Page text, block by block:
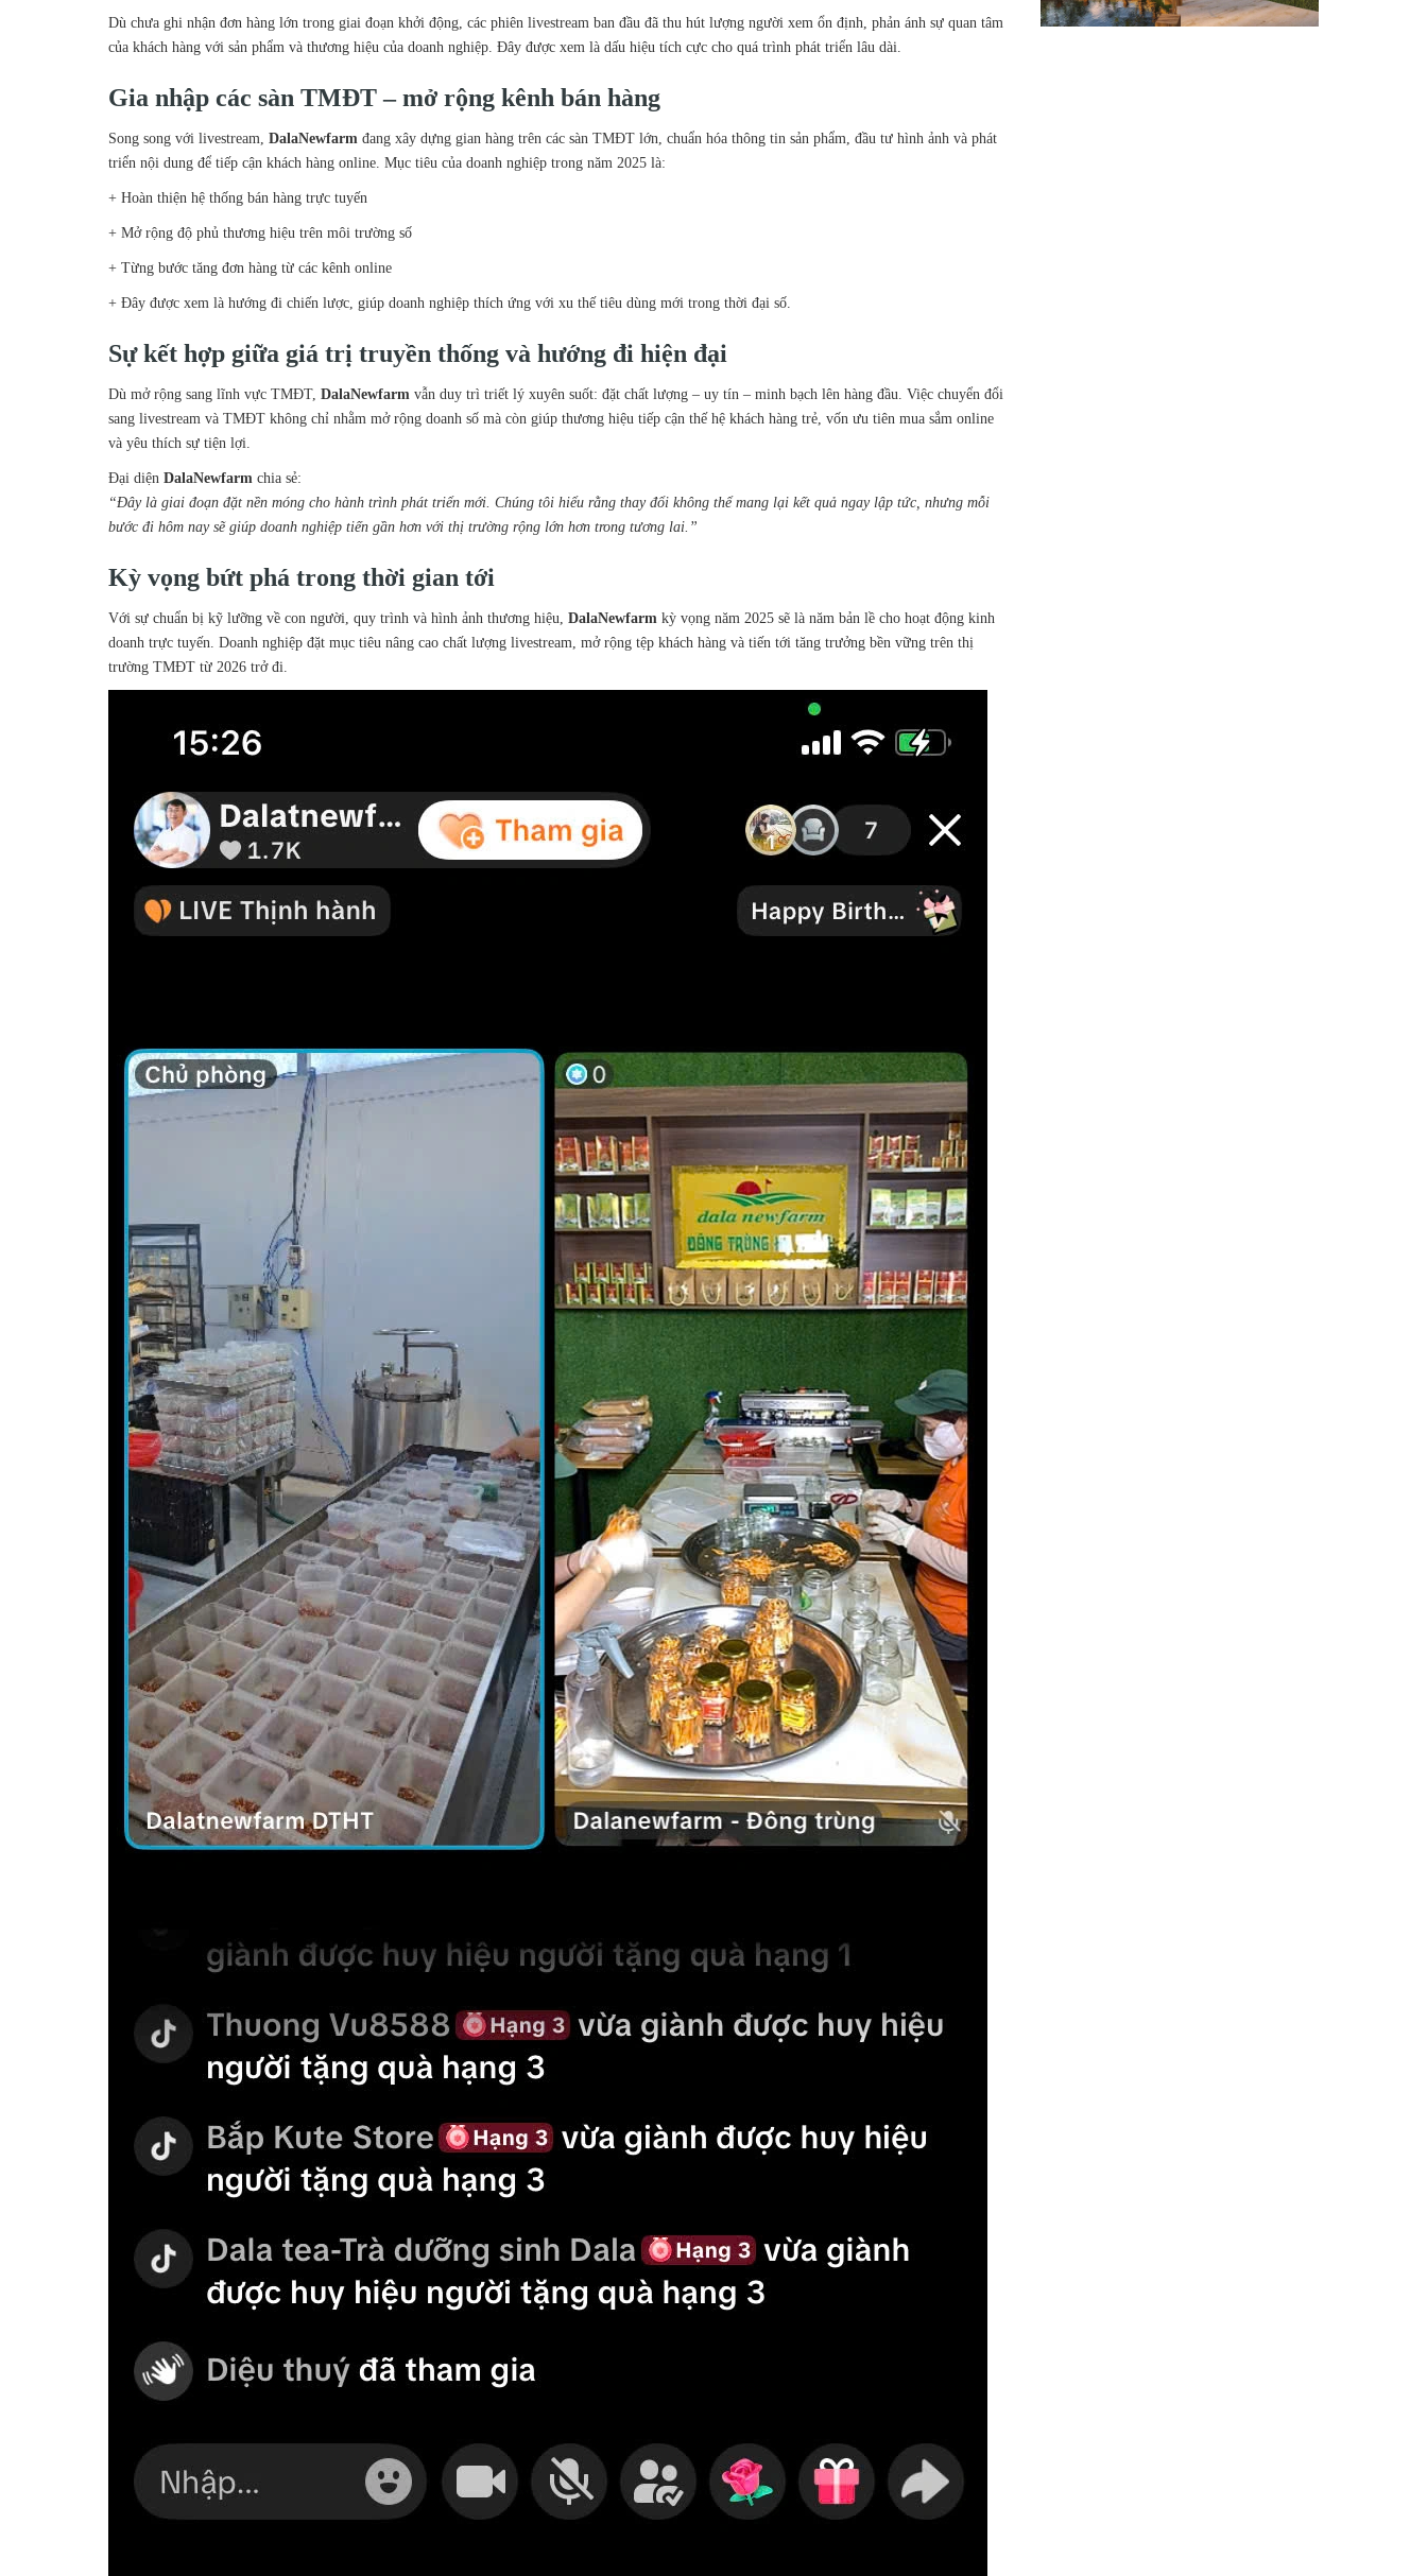
Dù chưa ghi nhận đơn hàng lớn trong giai đoạn khởi động, các phiên livestream ban đầu đã thu hút lượng người xem ổn định, phản ánh sự quan tâm
của khách hàng với sản phẩm và thương hiệu của doanh nghiệp. Đây được xem là dấu hiệu tích cực cho quá trình phát triển lâu dài.
Gia nhập các sàn TMĐT – mở rộng kênh bán hàng
Song song với livestream, DalaNewfarm đang xây dựng gian hàng trên các sàn TMĐT lớn, chuẩn hóa thông tin sản phẩm, đầu tư hình ảnh và phát
triển nội dung để tiếp cận khách hàng online. Mục tiêu của doanh nghiệp trong năm 2025 là:
+ Hoàn thiện hệ thống bán hàng trực tuyến
+ Mở rộng độ phủ thương hiệu trên môi trường số
+ Từng bước tăng đơn hàng từ các kênh online
+ Đây được xem là hướng đi chiến lược, giúp doanh nghiệp thích ứng với xu thế tiêu dùng mới trong thời đại số.
Sự kết hợp giữa giá trị truyền thống và hướng đi hiện đại
Dù mở rộng sang lĩnh vực TMĐT, DalaNewfarm vẫn duy trì triết lý xuyên suốt: đặt chất lượng – uy tín – minh bạch lên hàng đầu. Việc chuyển đổi
sang livestream và TMĐT không chỉ nhằm mở rộng doanh số mà còn giúp thương hiệu tiếp cận thế hệ khách hàng trẻ, vốn ưu tiên mua sắm online
và yêu thích sự tiện lợi.
Đại diện DalaNewfarm chia sẻ:
“Đây là giai đoạn đặt nền móng cho hành trình phát triển mới. Chúng tôi hiểu rằng thay đổi không thể mang lại kết quả ngay lập tức, nhưng mỗi
bước đi hôm nay sẽ giúp doanh nghiệp tiến gần hơn với thị trường rộng lớn hơn trong tương lai.”
Kỳ vọng bứt phá trong thời gian tới
Với sự chuẩn bị kỹ lưỡng về con người, quy trình và hình ảnh thương hiệu, DalaNewfarm kỳ vọng năm 2025 sẽ là năm bản lề cho hoạt động kinh
doanh trực tuyến. Doanh nghiệp đặt mục tiêu nâng cao chất lượng livestream, mở rộng tệp khách hàng và tiến tới tăng trưởng bền vững trên thị
trường TMĐT từ 2026 trở đi.